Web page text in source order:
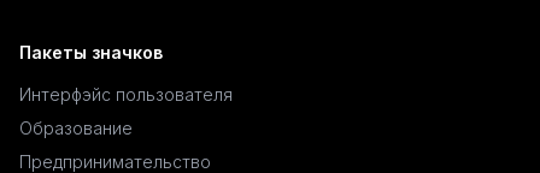
Пакеты значков
Интерфэйс пользователя
Образование
Предпринимательство